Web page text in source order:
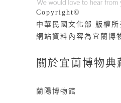
Copyright©
中華民國文化部 版權所
網站資料內容為宜蘭博
關於宜蘭博物典
蘭陽博物館